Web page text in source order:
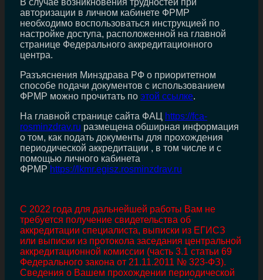
авторизации в личном кабинете ФРМР
необходимо воспользоваться инструкцией по
настройке доступа, расположенной на главной
странице Федерального аккредитационного
центра.
Разъяснения Минздрава РФ о приоритетном
способе подачи документов с использованием
ФРМР можно прочитать поэтой ссылке.
На главной странице сайта ФАЦ https://fca-
rosminzdrav.ru размещена обширная информация
о том, как подать документы для прохождения
периодической аккредитации , в том числе и с
помощью личного кабинета
ФРМР https://lkmr.egisz.rosminzdrav.ru
С 2022 года для дальнейшей работы Вам не
требуется получение свидетельства об
аккредитации специалиста, выписки из ЕГИСЗ
или выписки из протокола заседания центральной
аккредитационной комиссии (часть 3.1 статьи 69
Федерального закона от 21.11.2011 № 323-ФЗ).
Сведения о Вашем прохождении периодической